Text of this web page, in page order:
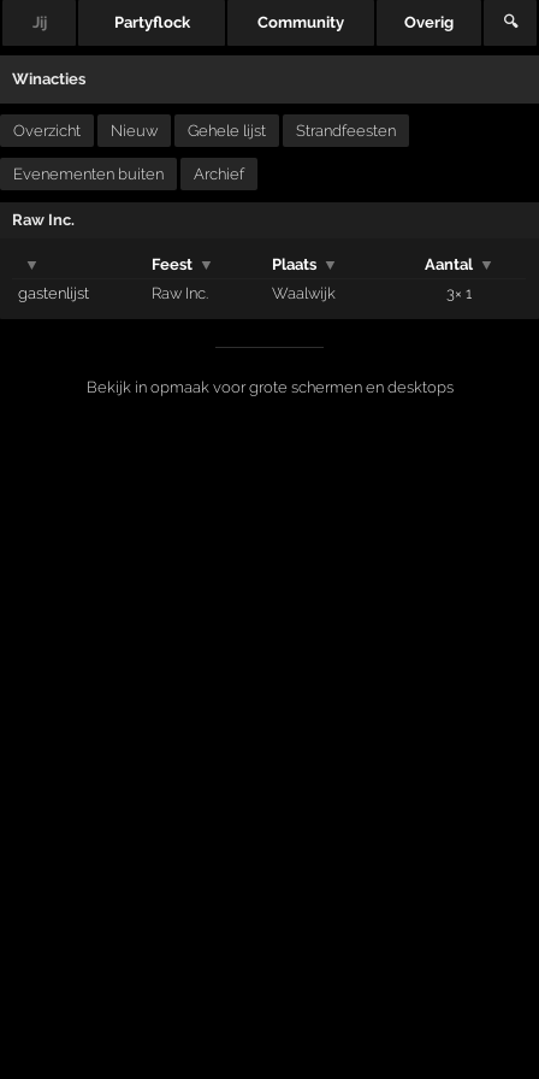
Jij Partyflock Community Overig 🔍
Winacties
Overzicht Nieuw Gehele lijst Strandfeesten
Evenementen buiten Archief
Raw Inc.
▼ Feest ▼ Plaats ▼ Aantal ▼
gastenlijst
Raw Inc. Waalwijk 3× 1
Bekijk in opmaak voor grote schermen en desktops